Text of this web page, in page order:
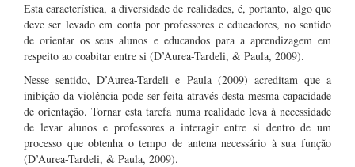
Esta característica, a diversidade de realidades, é, portanto, algo que
deve ser levado em conta por professores e educadores, no sentido
de orientar os seus alunos e educandos para a aprendizagem em
respeito ao coabitar entre si (D’Aurea-Tardeli, & Paula, 2009).
Nesse sentido, D’Aurea-Tardeli e Paula (2009) acreditam que a
inibição da violência pode ser feita através desta mesma capacidade
de orientação. Tornar esta tarefa numa realidade leva à necessidade
de levar alunos e professores a interagir entre si dentro de um
processo que obtenha o tempo de antena necessário à sua função
(D’Aurea-Tardeli, & Paula, 2009).